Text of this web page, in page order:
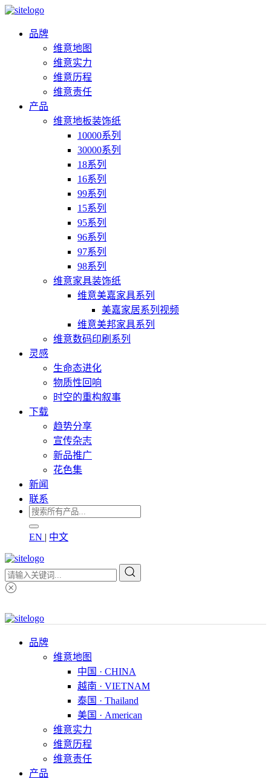
品牌
维意地图
维意实力
维意历程
维意责任
产品
维意地板装饰纸
10000系列
30000系列
18系列
16系列
99系列
15系列
95系列
96系列
97系列
98系列
维意家具装饰纸
维意美嘉家具系列
美嘉家居系列视频
维意美邦家具系列
维意数码印刷系列
灵感
生命态进化
物质性回响
时空的重构叙事
下载
趋势分享
宣传杂志
新品推广
花色集
新闻
联系
EN | 中文
品牌
维意地图
中国 · CHINA
越南 · VIETNAM
泰国 · Thailand
美国 · American
维意实力
维意历程
维意责任
产品